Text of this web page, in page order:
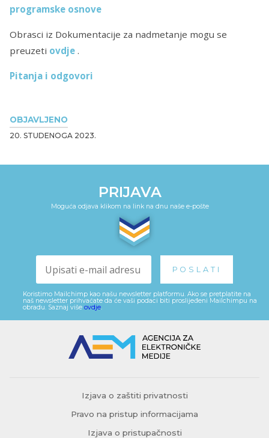
OBJAVLJENO
20. STUDENOGA 2023.
programske osnove
Obrasci iz Dokumentacije za nadmetanje mogu se
preuzeti ovdje .
Pitanja i odgovori
PRIJAVA
Moguća odjava klikom na link na dnu naše e-pošte
Koristimo Mailchimp kao našu newsletter platformu. Ako se pretplatite na
naš newsletter prihvaćate da će vaši podaci biti proslijeđeni Mailchimpu na
obradu. Saznaj više ovdje.
Izjava o zaštiti privatnosti
Pravo na pristup informacijama
Izjava o pristupačnosti